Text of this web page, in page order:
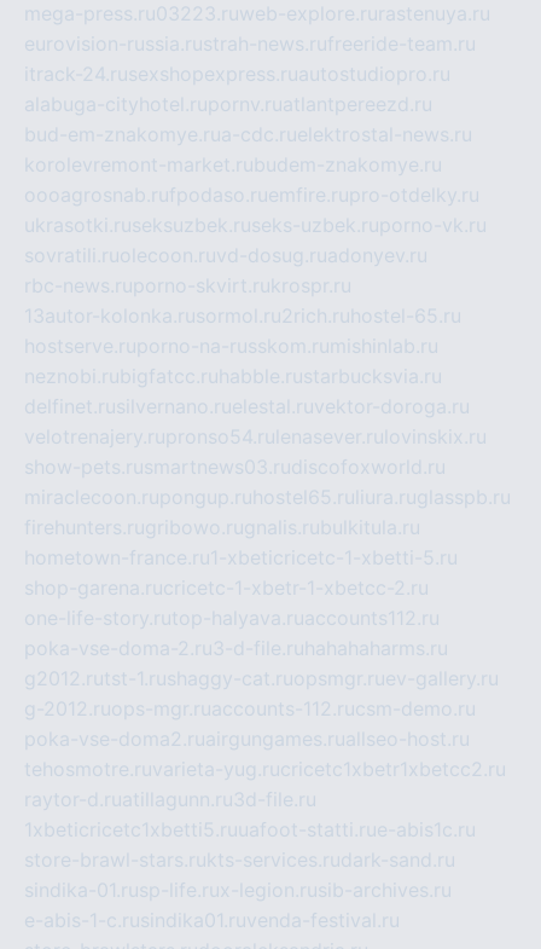
mega-press.ru03223.ruweb-explore.ru rastenuya.ru
eurovision-russia.rustrah-news.rufreeride-team.ru
itrack-24.rusexshopexpress.ruautostudiopro.ru
alabuga-cityhotel.rupornv.ruatlantpereezd.ru
bud-em-znakomye.rua-cdc.ruelektrostal-news.ru
korolevremont-market.rubudem-znakomye.ru
oooagrosnab.rufpodaso.ruemfire.rupro-otdelky.ru
ukrasotki.ruseksuzbek.ruseks-uzbek.ruporno-vk.ru
sovratili.ruolecoon.ruvd-dosug.ruadonyev.ru
rbc-news.ruporno-skvirt.rukrospr.ru
13autor-kolonka.rusormol.ru2rich.ru hostel-65.ru
hostserve.ruporno-na-russkom.ru mishinlab.ru
neznobi.rubigfatcc.ru habble.rustarbucksvia.ru
delfinet.rusilvernano.ruelestal.ruvektor-doroga.ru
velotrenajery.rupronso54.ru lenasever.ru lovinskix.ru
show-pets.rusmartnews03.rudiscofoxworld.ru
miraclecoon.rupongup.ru hostel65.ru liura.ruglasspb.ru
firehunters.rugribowo.rugnalis.rubulkitula.ru
hometown-france.ru1-xbeticricetc-1-xbetti-5.ru
shop-garena.rucricetc-1-xbetr-1-xbetcc-2.ru
one-life-story.rutop-halyava.ruaccounts112.ru
poka-vse-doma-2.ru3-d-file.ru hahahaharms.ru
g2012.rutst-1.rushaggy-cat.ruopsmgr.ruev-gallery.ru
g-2012.ruops-mgr.ruaccounts-112.rucsm-demo.ru
poka-vse-doma2.ruairgungames.ruallseo-host.ru
tehosmotre.ruvarieta-yug.rucricetc1xbetr1xbetcc2.ru
raytor-d.ruatillagunn.ru3d-file.ru
1xbeticricetc1xbetti5.ruuafoot-statti.rue-abis1c.ru
store-brawl-stars.rukts-services.rudark-sand.ru
sindika-01.rusp-life.rux-legion.rusib-archives.ru
e-abis-1-c.rusindika01.ruvenda-festival.ru